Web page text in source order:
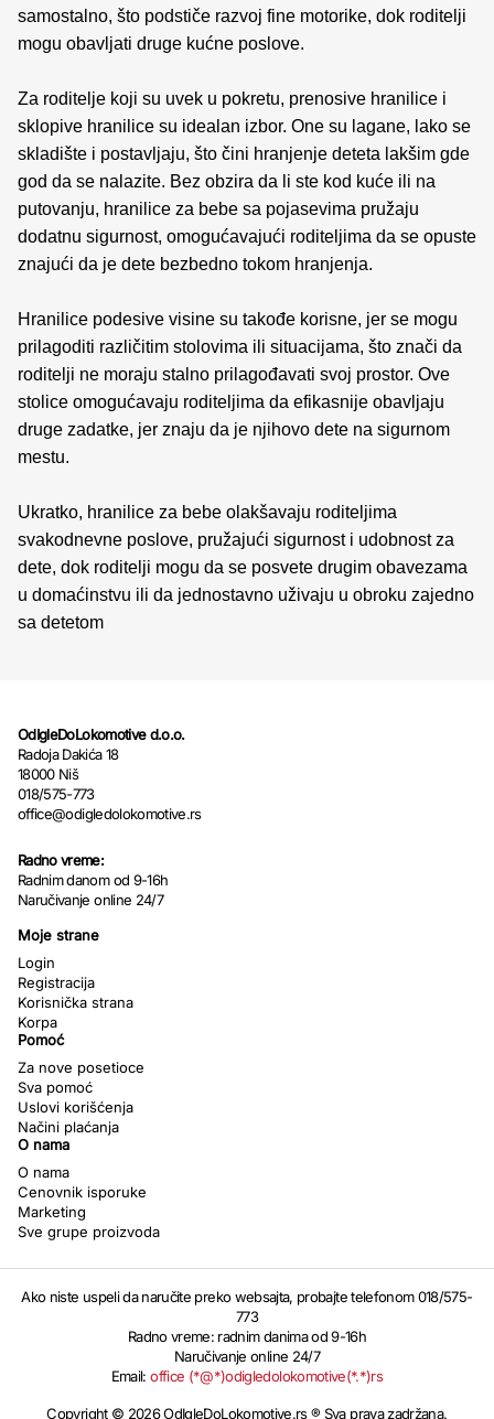
samostalno, što podstiče razvoj fine motorike, dok roditelji
mogu obavljati druge kućne poslove.
Za roditelje koji su uvek u pokretu, prenosive hranilice i
sklopive hranilice su idealan izbor. One su lagane, lako se
skladište i postavljaju, što čini hranjenje deteta lakšim gde
god da se nalazite. Bez obzira da li ste kod kuće ili na
putovanju, hranilice za bebe sa pojasevima pružaju
dodatnu sigurnost, omogućavajući roditeljima da se opuste
znajući da je dete bezbedno tokom hranjenja.
Hranilice podesive visine su takođe korisne, jer se mogu
prilagoditi različitim stolovima ili situacijama, što znači da
roditelji ne moraju stalno prilagođavati svoj prostor. Ove
stolice omogućavaju roditeljima da efikasnije obavljaju
druge zadatke, jer znaju da je njihovo dete na sigurnom
mestu.
Ukratko, hranilice za bebe olakšavaju roditeljima
svakodnevne poslove, pružajući sigurnost i udobnost za
dete, dok roditelji mogu da se posvete drugim obavezama
u domaćinstvu ili da jednostavno uživaju u obroku zajedno
sa detetom
OdIgleDoLokomotive d.o.o.
Radoja Dakića 18
18000 Niš
018/575-773
office@odigledolokomotive.rs
Radno vreme:
Radnim danom od 9-16h
Naručivanje online 24/7
Moje strane
Login
Registracija
Korisnička strana
Korpa
Pomoć
Za nove posetioce
Sva pomoć
Uslovi korišćenja
Načini plaćanja
O nama
O nama
Cenovnik isporuke
Marketing
Sve grupe proizvoda
Ako niste uspeli da naručite preko websajta, probajte telefonom 018/575-
773
Radno vreme: radnim danima od 9-16h
Naručivanje online 24/7
Email:office (*@*)odigledolokomotive(*.*)rs
Copyright © 2026 OdIgleDoLokomotive.rs ® Sva prava zadržana.